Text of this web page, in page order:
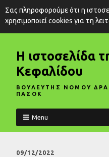
Η ιστοσελίδα
Κεφαλίδου
ΒΟΥΛΕΥΤΗΣ ΝΟΜΟΥ
ΠΑΣΟΚ
Menu
09/12/2022
Σας πληροφορούμε ότι η
χρησιμοποιεί cookies για τη